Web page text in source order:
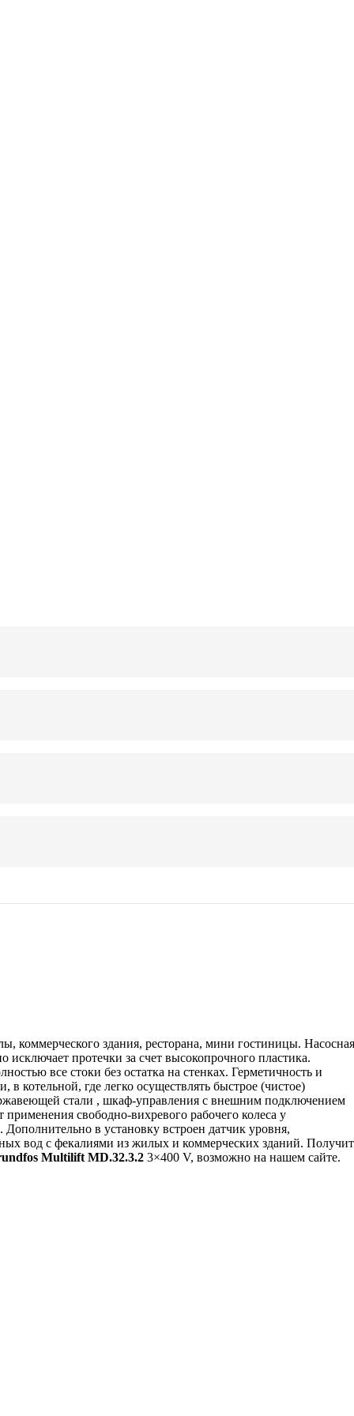
коммерческого здания, ресторана, мини гостиницы. Насосная
протечки за счет высокопрочного пластика.
все стоки без остатка на стенках. Герметичность и
котельной, где легко осуществлять быстрое (чистое)
стали , шкаф-управления с внешним подключением
свободно-вихревого рабочего колеса у
Дополнительно в установку встроен датчик уровня,
вод с фекалиями из жилых и коммерческих зданий.
Multilift MD.32.3.2 3×400 V, возможно на нашем сайте.